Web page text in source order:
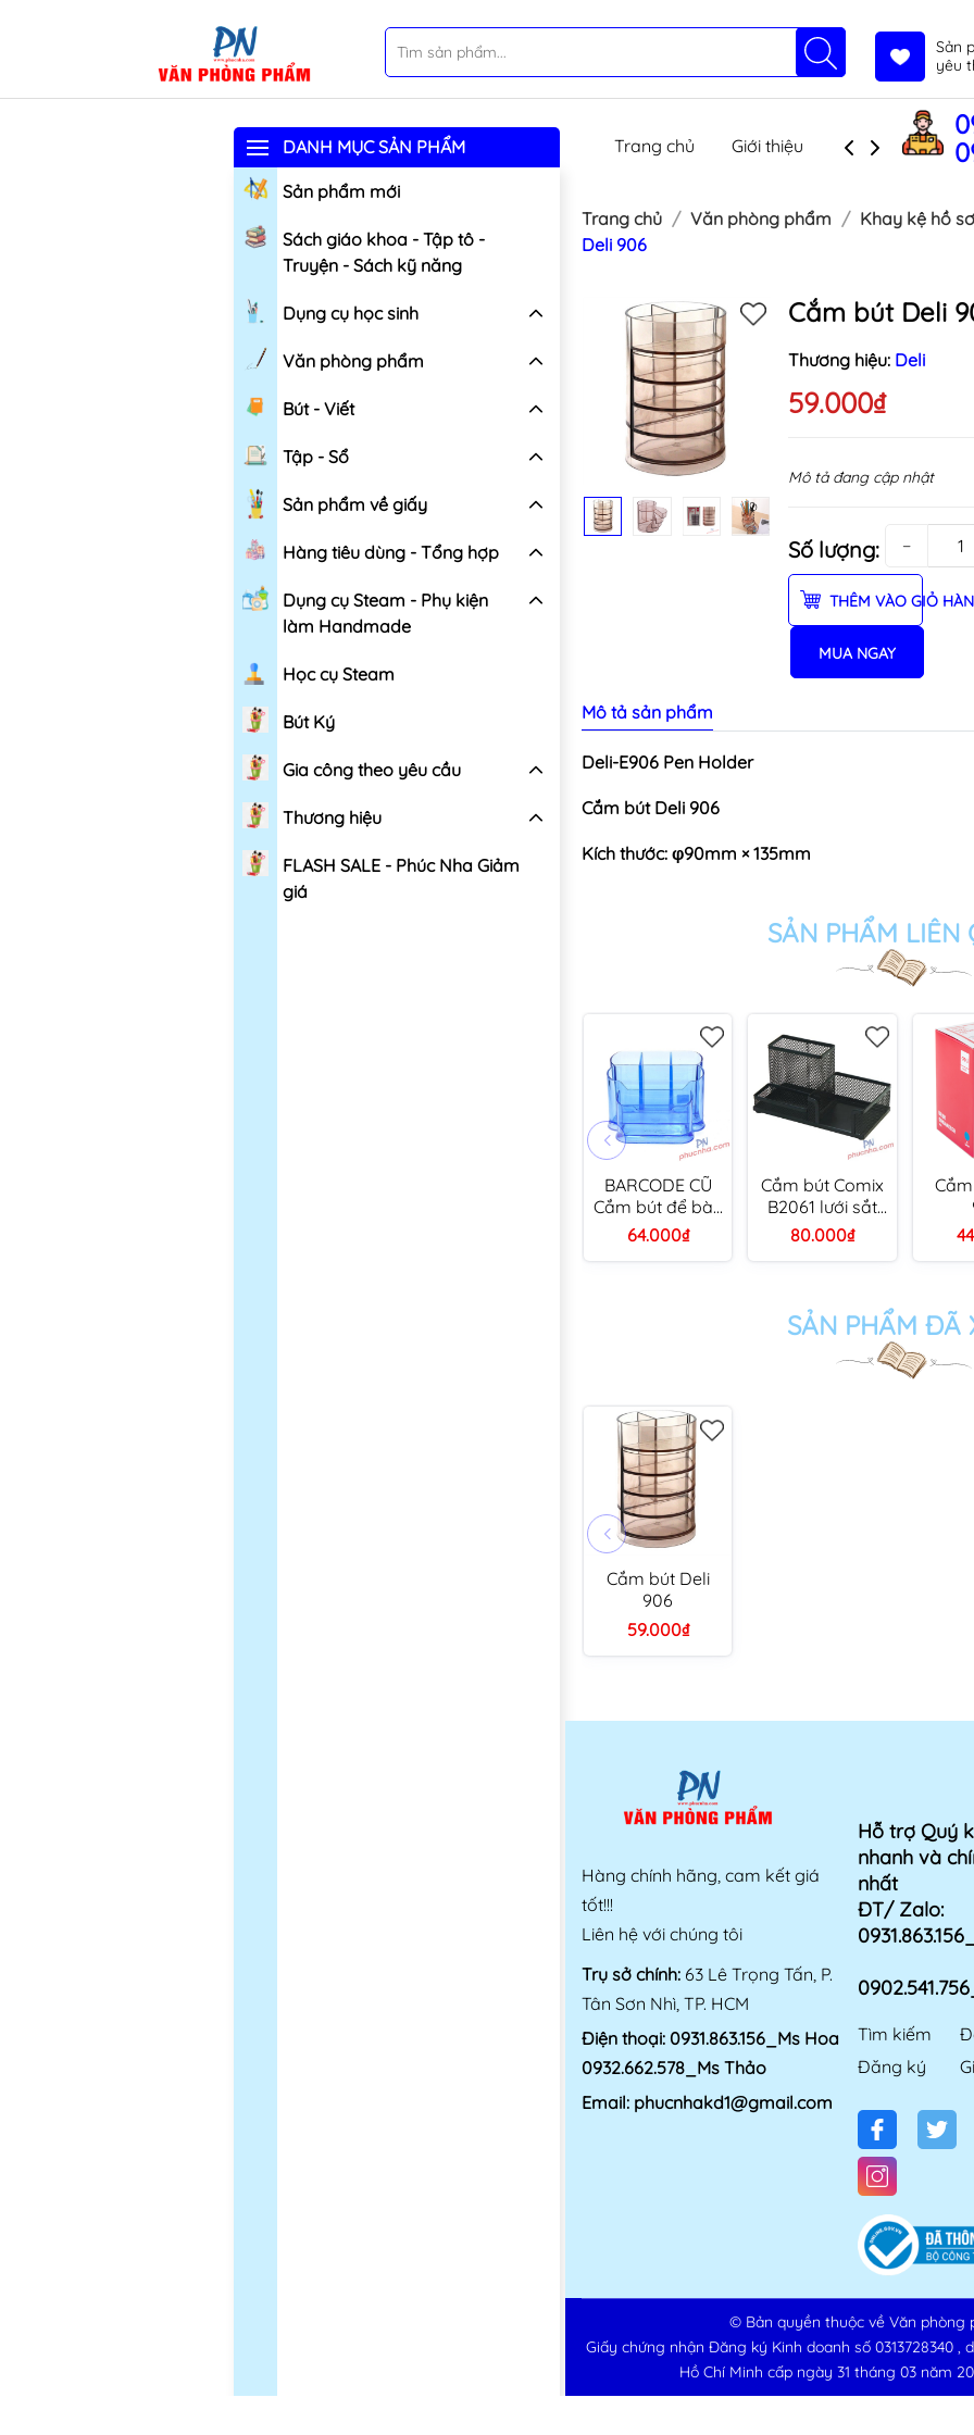
Sản
yêu
DANH MỤC SẢN PHẨM
Sản phẩm mới
Sách giáo khoa - Tập tô -
Truyện - Sách kỹ năng
Dụng cụ học sinh
Văn phòng phẩm
Bút - Viết
Tập - Sổ
Sản phẩm về giấy
Hàng tiêu dùng - Tổng hợp
Dụng cụ Steam - Phụ kiện
làm Handmade
Học cụ Steam
Bút Ký
Gia công theo yêu cầu
Thương hiệu
FLASH SALE - Phúc Nha Giảm
giá
Trang chủ Giới thiệu Sản phẩm
Trang chủ Văn phòng phẩm Khay kệ hồ
Deli 906
Cắm bút Deli
Thương hiệu: Deli
59.000₫
Mô tả đang cập nhật
Số lượng: −
THÊM VÀO GIỎ
MUA NGAY
Mô tả sản phẩm
Deli-E906 Pen Holder
Cắm bút Deli 906
Kích thước: φ90mm × 135mm
SẢN PHẨM LIÊN
BARCODE CŨ
Cắm bút để bàn
Xukiva 170 cắm
64.000₫
Cắm bút Comix
B2061 lưới sắt
đen 3 ô (6)
80.000₫
SẢN PHẨM ĐÃ
Cắm bút Deli
906
59.000₫
Hàng chính hãng, cam kết giá
tốt!!!
Liên hệ với chúng tôi
Trụ sở chính: 63 Lê Trọng Tấn, P.
Tân Sơn Nhì, TP. HCM
Điện thoại: 0931.863.156_Ms Hoa
0932.662.578_Ms Thảo
Email: phucnhakd1@gmail.com
Hỗ trợ Quý
nhanh và
nhất
ĐT/ Zalo:
Tìm kiếm
Đăng ký
© Bản quyền thuộc về Văn phòng
Giấy chứng nhận Đăng ký Kinh doanh số 0313728340 ,
Hồ Chí Minh cấp ngày 31 tháng 03 năm